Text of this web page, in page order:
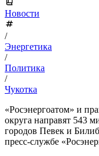
Новости
/
Энергетика
/
Политика
/
Чукотка
«Росэнергоатом» и
округа направят 543
городов Певек и
пресс-службе